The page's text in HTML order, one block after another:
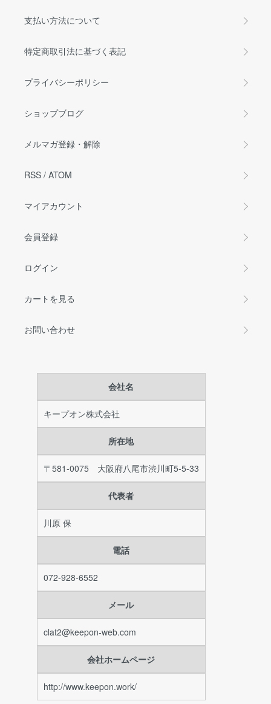
支払い方法について
特定商取引法に基づく表記
プライバシーポリシー
ショップブログ
メルマガ登録・解除
RSS / ATOM
マイアカウント
会員登録
ログイン
カートを見る
お問い合わせ
会社名
キープオン株式会社
所在地
〒581-0075 大阪府八尾市渋川町5-5-33
代表者
川原 保
電話
072-928-6552
メール
clat2@keepon-web.com
会社ホームページ
http://www.keepon.work/